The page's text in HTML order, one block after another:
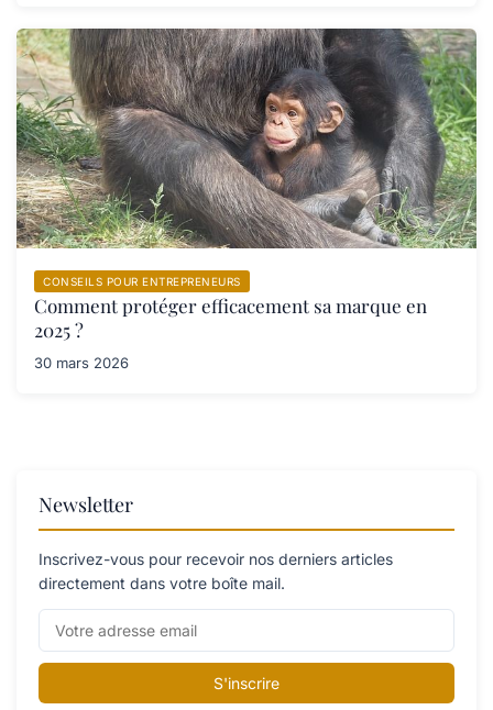
CONSEILS POUR ENTREPRENEURS
Comment protéger efficacement sa marque en
2025 ?
30 mars 2026
Newsletter
Inscrivez-vous pour recevoir nos derniers articles
directement dans votre boîte mail.
S'inscrire